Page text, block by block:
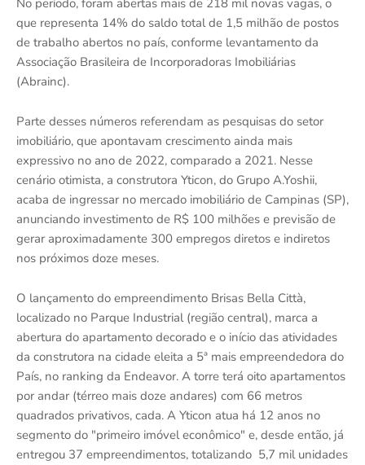
No período, foram abertas mais de 218 mil novas vagas, o
que representa 14% do saldo total de 1,5 milhão de postos
de trabalho abertos no país, conforme levantamento da
Associação Brasileira de Incorporadoras Imobiliárias
(Abrainc).
Parte desses números referendam as pesquisas do setor
imobiliário, que apontavam crescimento ainda mais
expressivo no ano de 2022, comparado a 2021. Nesse
cenário otimista, a construtora Yticon, do Grupo A.Yoshii,
acaba de ingressar no mercado imobiliário de Campinas (SP),
anunciando investimento de R$ 100 milhões e previsão de
gerar aproximadamente 300 empregos diretos e indiretos
nos próximos doze meses.
O lançamento do empreendimento Brisas Bella Città,
localizado no Parque Industrial (região central), marca a
abertura do apartamento decorado e o início das atividades
da construtora na cidade eleita a 5ª mais empreendedora do
País, no ranking da Endeavor. A torre terá oito apartamentos
por andar (térreo mais doze andares) com 66 metros
quadrados privativos, cada. A Yticon atua há 12 anos no
segmento do "primeiro imóvel econômico" e, desde então, já
entregou 37 empreendimentos, totalizando 5,7 mil unidades